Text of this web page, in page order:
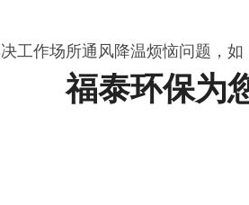
工作场所通风降温烦恼问题，
福泰环保为